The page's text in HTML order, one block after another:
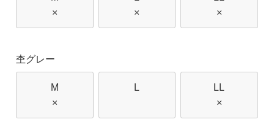
×
×
×
杢グレー
M
×
L
LL
×